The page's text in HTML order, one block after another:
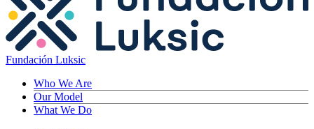
Fundación Luksic
Who We Are
Our Model
What We Do